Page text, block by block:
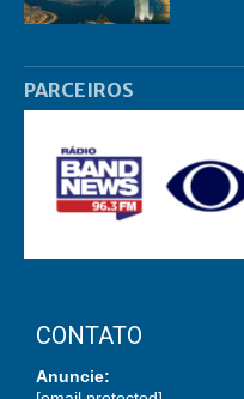
PARCEIROS
CONTATO
Anuncie: